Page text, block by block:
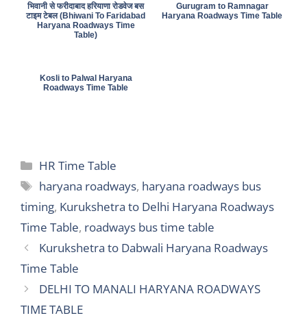
भिवानी से फरीदाबाद हरियाणा रोडवेज बस
टाइम टेबल (Bhiwani To Faridabad
Haryana Roadways Time
Table)
Gurugram to Ramnagar
Haryana Roadways Time Table
Kosli to Palwal Haryana
Roadways Time Table
Categories
HR Time Table
Tags
haryana roadways, haryana roadways bus
timing, Kurukshetra to Delhi Haryana Roadways
Time Table, roadways bus time table
Kurukshetra to Dabwali Haryana Roadways
Time Table
DELHI TO MANALI HARYANA ROADWAYS
TIME TABLE